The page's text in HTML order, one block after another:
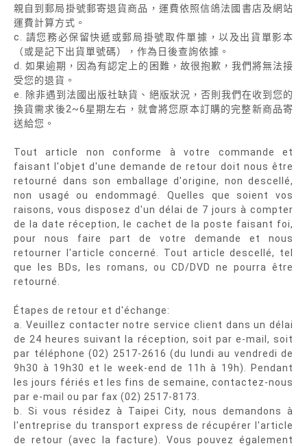
親自到郵局掛號郵寄退貨商品，運費依照信鴿法國書店及網站
運費計算方式。
c. 請您務必保留快遞或郵局掛號取件單據，以及出貨單影本
（或是記下出貨單號碼），作為日後查詢依據。
d. 如果逾期，因為有認定上的困難，故很抱歉，我們將無法接
受您的退貨。
e. 除非遇到法國出版社缺貨、絕版狀況，否則我們在收到您的
換貨需求後2~6星期左右，就會將您原本訂購的完整新商品寄
送給您。
Tout article non conforme à votre commande et
faisant l'objet d'une demande de retour doit nous être
retourné dans son emballage d'origine, non descellé,
non usagé ou endommagé. Quelles que soient vos
raisons, vous disposez d'un délai de 7 jours à compter
de la date réception, le cachet de la poste faisant foi,
pour nous faire part de votre demande et nous
retourner l'article concerné. Tout article descellé, tel
que les BDs, les romans, ou CD/DVD ne pourra être
retourné.
Étapes de retour et d'échange:
a. Veuillez contacter notre service client dans un délai
de 24 heures suivant la réception, soit par e-mail, soit
par téléphone (02) 2517-2616 (du lundi au vendredi de
9h30 à 19h30 et le week-end de 11h à 19h). Pendant
les jours fériés et les fins de semaine, contactez-nous
par e-mail ou par fax (02) 2517-8173.
b. Si vous résidez à Taipei City, nous demandons à
l'entreprise du transport express de récupérer l'article
de retour (avec la facture). Vous pouvez également